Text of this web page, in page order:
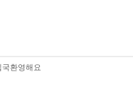
환영해요